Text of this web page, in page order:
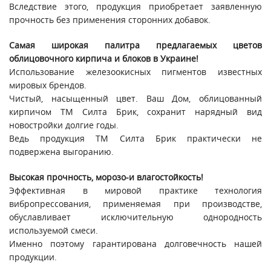
Вследствие этого, продукция приобретает заявленную
прочность без применения сторонних добавок.
Самая широкая палитра предлагаемых цветов
облицовочного кирпича и блоков в Украине!
Использование железоокисных пигментов известных
мировых брендов.
Чистый, насыщенный цвет. Ваш Дом, облицованный
кирпичом ТМ Силта Брик, сохранит нарядный вид
новостройки долгие годы.
Ведь продукция ТМ Силта Брик практически не
подвержена выгоранию.
Высокая прочность, морозо-и влагостойкость!
Эффективная в мировой практике технология
вибропрессования, применяемая при производстве,
обуславливает исключительную однородность
используемой смеси.
Именно поэтому гарантирована долговечность нашей
продукции.